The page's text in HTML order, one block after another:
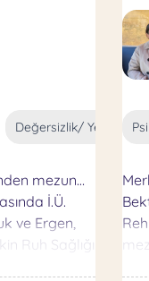
Değersizlik/ Yetersizlik
mezun
İ.Ü.
ve Ergen,
Ruh Sağlığı